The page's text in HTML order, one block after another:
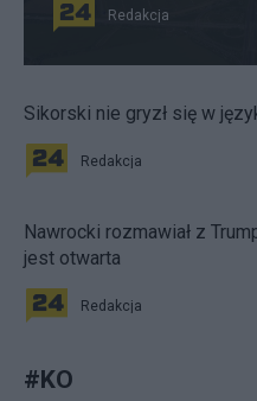
Redakcja
Sikorski nie gryzł się w
Redakcja
Nawrocki rozmawiał z
jest otwarta
Redakcja
#KO